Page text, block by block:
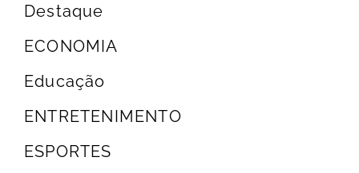
Destaque
ECONOMIA
Educação
ENTRETENIMENTO
ESPORTES